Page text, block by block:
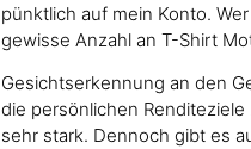
pünktlich auf mein Konto.
gewisse Anzahl an T-Shirt
Gesichtserkennung an den
die persönlichen
sehr stark. Dennoch gibt es